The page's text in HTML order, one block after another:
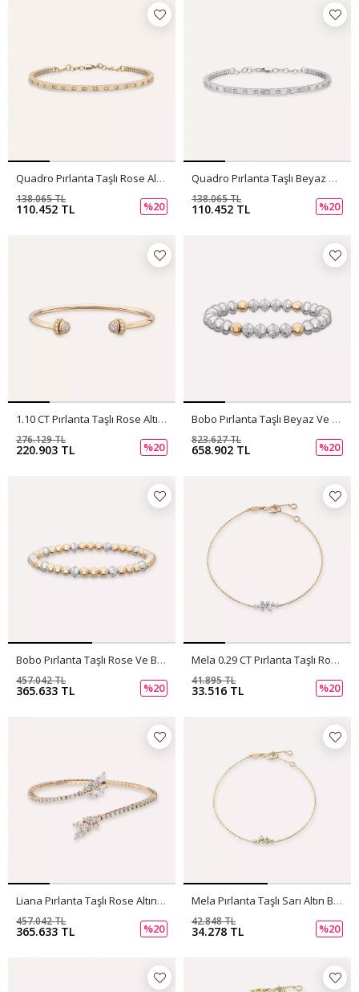
Quadro Pırlanta Taşlı Rose Altın Bilezik
110.452 TL
138.065 TL
%20
Quadro Pırlanta Taşlı Beyaz Altın Bilezik
110.452 TL
138.065 TL
%20
1.10 CT Pırlanta Taşlı Rose Altın Bilezik
220.903 TL
276.129 TL
%20
Bobo Pırlanta Taşlı Beyaz Ve Rose Altın Bilezik
658.902 TL
823.627 TL
%20
Bobo Pırlanta Taşlı Rose Ve Beyaz Altın Bilezik
365.633 TL
457.042 TL
%20
Mela 0.29 CT Pırlanta Taşlı Rose Altın Bileklik
33.516 TL
41.895 TL
%20
Liana Pırlanta Taşlı Rose Altın Bilezik
365.633 TL
457.042 TL
%20
Mela Pırlanta Taşlı Sarı Altın Bileklik
34.278 TL
42.848 TL
%20